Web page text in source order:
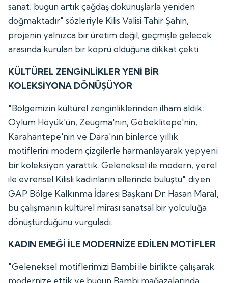
sanat; bugün artık çağdaş dokunuşlarla yeniden
doğmaktadır" sözleriyle Kilis Valisi Tahir Şahin,
projenin yalnızca bir üretim değil; geçmişle gelecek
arasında kurulan bir köprü olduğuna dikkat çekti.
KÜLTÜREL ZENGİNLİKLER YENİ BİR
KOLEKSİYONA DÖNÜŞÜYOR
"Bölgemizin kültürel zenginliklerinden ilham aldık:
Oylum Höyük'ün, Zeugma'nın, Göbeklitepe'nin,
Karahantepe'nin ve Dara'nın binlerce yıllık
motiflerini modern çizgilerle harmanlayarak yepyeni
bir koleksiyon yarattık. Geleneksel ile modern, yerel
ile evrensel Kilisli kadınların ellerinde buluştu" diyen
GAP Bölge Kalkınma İdaresi Başkanı Dr. Hasan Maral,
bu çalışmanın kültürel mirası sanatsal bir yolculuğa
dönüştürdüğünü vurguladı.
KADIN EMEĞİ İLE MODERNİZE EDİLEN MOTİFLER
"Geleneksel motiflerimizi Bambi ile birlikte çalışarak
modernize ettik ve bugün Bambi mağazalarında